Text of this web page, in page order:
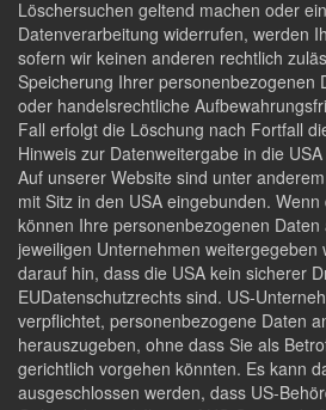
Löschersuchen geltend machen oder
Datenverarbeitung widerrufen, werden
sofern wir keinen anderen rechtlich
Speicherung Ihrer personenbezogenen
oder handelsrechtliche
Fall erfolgt die Löschung nach Fortfall
Hinweis zur Datenweitergabe in die USA
Auf unserer Website sind unter
mit Sitz in den USA eingebunden.
können Ihre personenbezogenen
jeweiligen Unternehmen weitergegeben
darauf hin, dass die USA kein sicherer
EUDatenschutzrechts sind. US-
verpflichtet, personenbezogene Daten
herauszugeben, ohne dass Sie als
gerichtlich vorgehen könnten. Es kann
ausgeschlossen werden, dass US-